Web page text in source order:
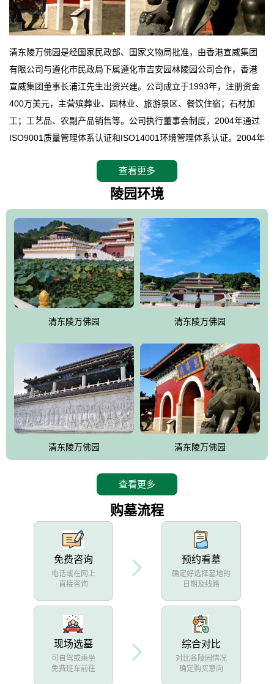
清东陵万佛园是经国家民政部、国家文物局批准，由香港宣威集团
有限公司与遵化市民政局下属遵化市吉安园林陵园公司合作，香港
宣威集团董事长浦江先生出资兴建。公司成立于1993年，注册资金
400万美元，主营殡葬业、园林业、旅游景区、餐饮住宿；石材加
工；工艺品、农副产品销售等。公司执行董事会制度，2004年通过
ISO9001质量管理体系认证和ISO14001环境管理体系认证。2004年
拥有4A级旅游区头衔的花园式陵园，园内建有四星级酒店一座。
万佛园位于遵化市境内，座落在世界文化遗产清东陵地形墙内，地
形绝佳，地理位置优越，交通便利。公司以“建设全国顶级人生后花
园、打造佛教精品旅游圣地”为目标，以海外归侨、国内外知名人士
的墓地安葬、祭祀吊亡并结合旅游参观构成其主要使用功能；以苍
郁绚丽、优雅宜人的园林景观构成其外部形象。通过墓园建设与造
园手法相结合的默契操作，建成一处特色鲜明、服务周全、环境优
美、民族风格突出，与周边文物古迹交相呼应的极具吸引力的花园
式园林。
万佛园工程一期占地448亩，目前完成投资近12亿元人民币，园区采
用全仿古式建筑，寻求与世界文化遗产地清东陵的和谐统一，在园
区建设中寻求陵园建设与景区建设的有机融合，充分发挥独一无二
的地形优势，打造现代艺术园林，建设旅游景观、寺庙、酒店等综
合服务设施，服务于陵园经营，使企业的多元化经营项目相互依
托、相互促进，园区绿化覆盖率达90%。
设计建造各种墓地墓位3万个；主体建筑金宝塔，墓位容量8万个，
能适应不同消费阶层的需求，为客户提供墓碑设计制作服务、特色
查看更多
陵园环境
清东陵万佛园 清东陵万佛园
清东陵万佛园 清东陵万佛园
查看更多
购墓流程
免费咨询
电话或在网上
直接咨询
预约看墓
确定好选择墓地的
日期及线路
现场选墓
可自驾或乘坐
免费班车前往
综合对比
对比各陵园情况
确定购买意向